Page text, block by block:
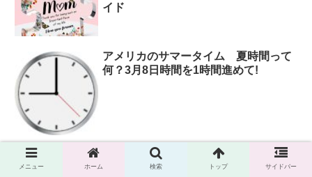
イド
アメリカのサマータイム 夏時間って
何？3月8日時間を1時間進めて!
ホーム 薬・医療
メニュー ホーム 検索 トップ サイドバー